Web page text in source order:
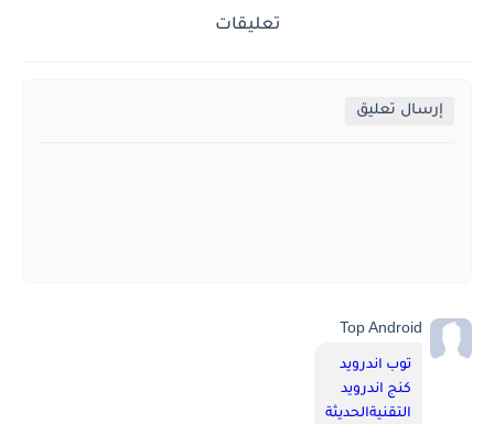
تعليقات
إرسال تعليق
Top Android
توب اندرويد
كنج اندرويد
التقنيةالحديثة